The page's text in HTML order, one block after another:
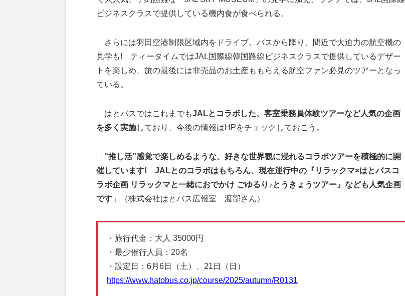
ビジネスクラスで提供している機内食が食べられる。
さらには羽田空港制限区域内をドライブ。バスから降り、間近で大迫力の航空機の
見学も! ティータイムではJAL国際線韓国路線ビジネスクラスで提供しているデザー
トを楽しめ、旅の最後には非売品のお土産ももらえる航空ファン必見のツアーとなっ
ている。
はとバスではこれまでもJALとコラボした、客室乗務員体験ツアーなど人気の企画
を多く実施しており、今後の情報はHPをチェックしておこう。
「 “推し活”感覚で楽しめるような、好きな世界観に浸れるコラボツアーを積極的に開
催しています! JALとのコラボはもちろん、現在運行中の『リラックマ×はとバスコ
ラボ企画 リラックマと一緒におでかけ ごゆるり♪とうきょうツアー』なども人気企画
です 」（株式会社はとバス広報室 渡部さん）
・旅行代金：大人 35000円
・最少催行人員：20名
・設定日：6月6日（土）、21日（日）
https://www.hatobus.co.jp/course/2025/autumn/R0131